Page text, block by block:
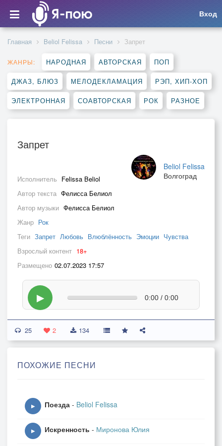
Вход
Главная Beliol Felissa Песни Запрет
ЖАНРЫ: НАРОДНАЯ АВТОРСКАЯ ПОП
ДЖАЗ, БЛЮЗ МЕЛОДЕКЛАМАЦИЯ РЭП, ХИП-ХОП
ЭЛЕКТРОННАЯ СОАВТОРСКАЯ РОК РАЗНОЕ
Запрет
Beliol Felissa
Волгоград
Исполнитель Felissa Beliol
Автор текста Фелисса Белиол
Автор музыки Фелисса Белиол
Жанр Рок
Теги Запрет Любовь Влюблённость Эмоции Чувства
Взрослый контент 18+
Размещено 02.07.2023 17:57
▶ 0:00 / 0:00
25 2 134
ПОХОЖИЕ ПЕСНИ
▶ Поезда - Beliol Felissa
▶ Искренность - Миронова Юлия